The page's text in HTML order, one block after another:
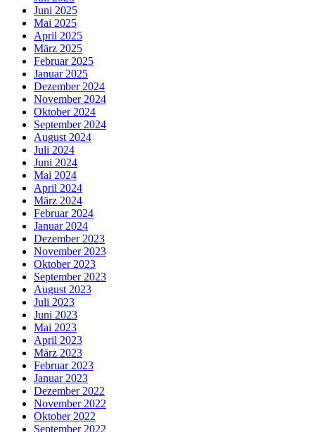
Juni 2025
Mai 2025
April 2025
März 2025
Februar 2025
Januar 2025
Dezember 2024
November 2024
Oktober 2024
September 2024
August 2024
Juli 2024
Juni 2024
Mai 2024
April 2024
März 2024
Februar 2024
Januar 2024
Dezember 2023
November 2023
Oktober 2023
September 2023
August 2023
Juli 2023
Juni 2023
Mai 2023
April 2023
März 2023
Februar 2023
Januar 2023
Dezember 2022
November 2022
Oktober 2022
September 2022